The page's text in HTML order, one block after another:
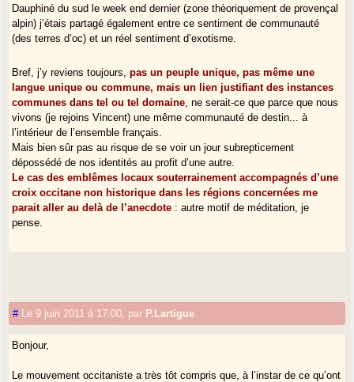
Dauphiné du sud le week end dernier (zone thèoriquement de provençal
alpin) j’étais partagé également entre ce sentiment de communauté
(des terres d’oc) et un réel sentiment d’exotisme.
Bref, j’y reviens toujours,pas un peuple unique, pas même une
langue unique ou commune, mais un lien justifiant des instances
communes dans tel ou tel domaine , ne serait-ce que parce que nous
vivons (je rejoins Vincent) une même communauté de destin... à
l’intérieur de l’ensemble français.
Mais bien sûr pas au risque de se voir un jour subrepticement
dépossédé de nos identités au profit d’une autre.
Le cas des emblêmes locaux souterrainement accompagnés d’une
croix occitane non historique dans les régions concernées me
parait aller au delà de l’anecdote : autre motif de méditation, je
pense.
# Le 9 juin 2011 à 17:00 par P.Lartigue
Bonjour,
Le mouvement occitaniste a très tôt compris que, à l’instar de ce qu’ont